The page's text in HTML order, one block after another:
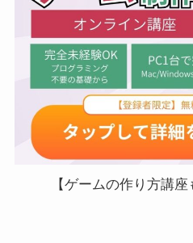
【ゲームの作り方講座